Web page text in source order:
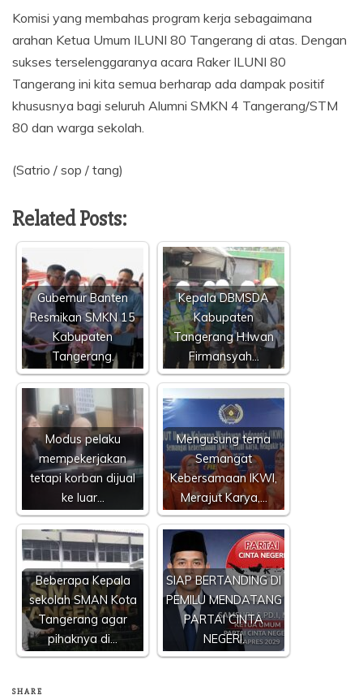
Komisi yang membahas program kerja sebagaimana
arahan Ketua Umum ILUNI 80 Tangerang di atas. Dengan
sukses terselenggaranya acara Raker ILUNI 80
Tangerang ini kita semua berharap ada dampak positif
khususnya bagi seluruh Alumni SMKN 4 Tangerang/STM
80 dan warga sekolah.
(Satrio / sop / tang)
Related Posts:
Gubernur Banten
Resmikan SMKN 15
Kabupaten
Tangerang.
Kepala DBMSDA
Kabupaten
Tangerang H.Iwan
Firmansyah…
Modus pelaku
mempekerjakan
tetapi korban dijual
ke luar…
Mengusung tema
Semangat
Kebersamaan IKWI,
Merajut Karya,…
Beberapa Kepala
sekolah SMAN Kota
Tangerang agar
pihaknya di…
SIAP BERTANDING DI
PEMILU MENDATANG
PARTAI CINTA
NEGERI.
SHARE